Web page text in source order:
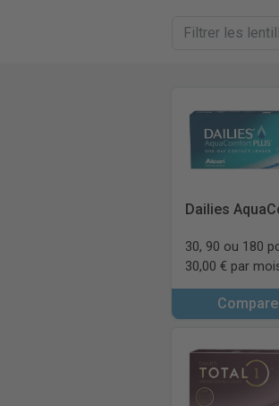
Dailies
30, 90 ou 180
30,00 € par